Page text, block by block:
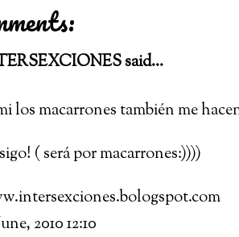
said...
los macarrones también me
( será por macarrones:))))
2010 12:10